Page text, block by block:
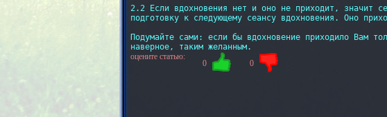
2.2 Если вдохновения нет и оно не приходит, значит
подготовку к следующему сеансу вдохновения. Оно
Подумайте сами: если бы вдохновение приходило Вам
оцените статью:
0 0